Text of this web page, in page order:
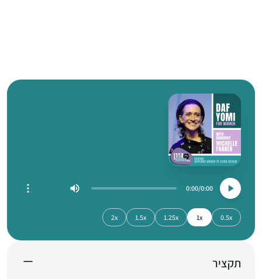
0:00
0:00
0.5x
1x
1.25x
1.5x
2x
תקציר